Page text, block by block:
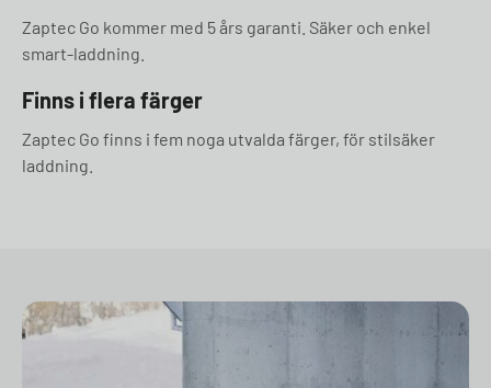
Zaptec Go kommer med 5 års garanti. Säker och enkel
smart-laddning.
Finns i flera färger
Zaptec Go finns i fem noga utvalda färger, för stilsäker
laddning.